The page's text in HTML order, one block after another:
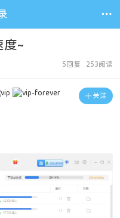

~
5回复 253阅读
 关注